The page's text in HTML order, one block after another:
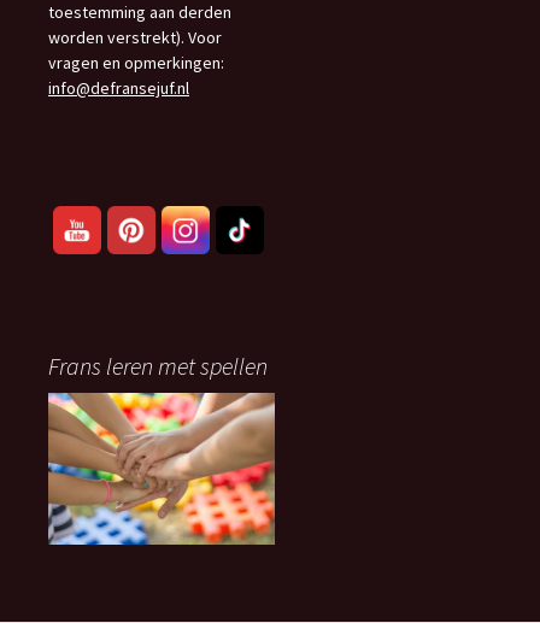
toestemming aan derden
worden verstrekt). Voor
vragen en opmerkingen:
info@defransejuf.nl
Frans leren met spellen